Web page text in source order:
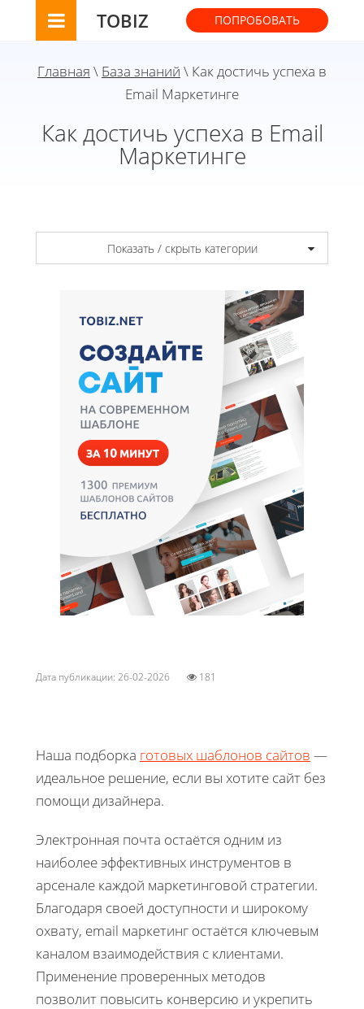
TOBIZ ПОПРОБОВАТЬ
Главная \ База знаний \ Как достичь успеха в
Email Маркетинге
Как достичь успеха в Email
Маркетинге
Показать / скрыть категории
Дата публикации: 26-02-2026 181
Наша подборка готовых шаблонов сайтов —
идеальное решение, если вы хотите сайт без
помощи дизайнера.
Электронная почта остаётся одним из
наиболее эффективных инструментов в
арсенале каждой маркетинговой стратегии.
Благодаря своей доступности и широкому
охвату, email маркетинг остаётся ключевым
каналом взаимодействия с клиентами.
Применение проверенных методов
позволит повысить конверсию и укрепить